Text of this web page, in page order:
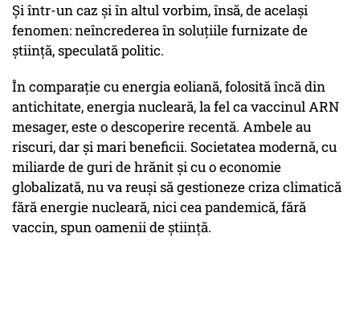
Și într-un caz și în altul vorbim, însă, de același
fenomen: neîncrederea în soluțiile furnizate de
știință, speculată politic.
În comparație cu energia eoliană, folosită încă din
antichitate, energia nucleară, la fel ca vaccinul ARN
mesager, este o descoperire recentă. Ambele au
riscuri, dar și mari beneficii. Societatea modernă, cu
miliarde de guri de hrănit și cu o economie
globalizată, nu va reuși să gestioneze criza climatică
fără energie nucleară, nici cea pandemică, fără
vaccin, spun oamenii de știință.